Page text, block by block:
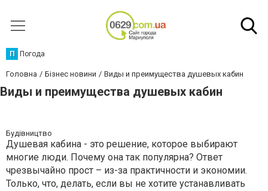
П Погода
Головна Бізнес новини Виды и преимущества душевых кабин
Виды и преимущества душевых кабин
Будівництво
Душевая кабина - это решение, которое выбирают
многие люди. Почему она так популярна? Ответ
чрезвычайно прост – из-за практичности и экономии.
Только, что, делать, если вы не хотите устанавливать